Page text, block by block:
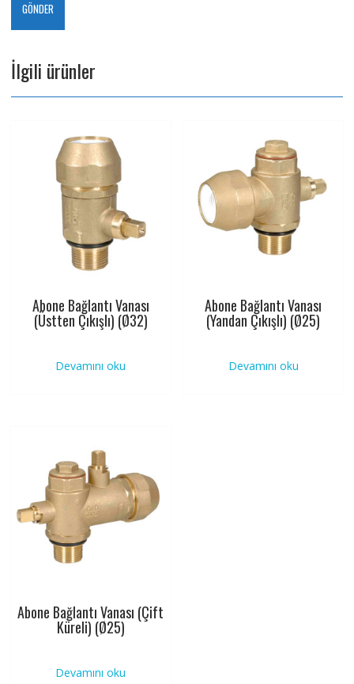
İlgili ürünler
Abone Bağlantı Vanası
(Üstten Çıkışlı) (Ø32)
Devamını oku
Abone Bağlantı Vanası
(Yandan Çıkışlı) (Ø25)
Devamını oku
Abone Bağlantı Vanası (Çift
Küreli) (Ø25)
Devamını oku